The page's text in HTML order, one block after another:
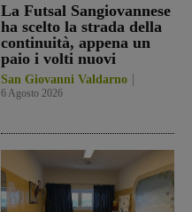
La Futsal Sangiovannese
ha scelto la strada della
continuità, appena un
paio i volti nuovi
San Giovanni Valdarno
6 Agosto 2026